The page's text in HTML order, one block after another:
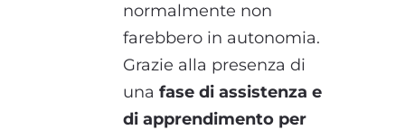
normalmente non
farebbero in autonomia.
Grazie alla presenza di
una fase di assistenza e
di apprendimento per